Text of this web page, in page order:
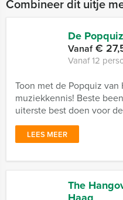
Combineer dit uitje
De
Vanaf€
Vanaf 12
Toon met de Popquiz
muziekkennis! Beste
uiterste best doen voor
LEES MEER
The